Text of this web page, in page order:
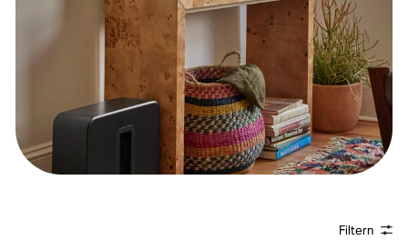
Filtern